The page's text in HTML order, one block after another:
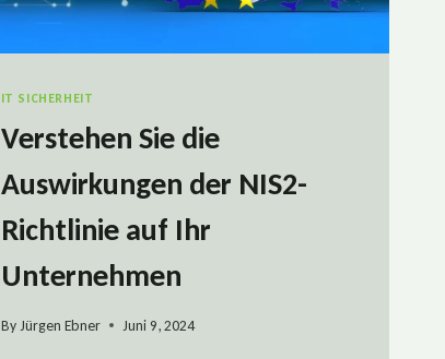
IT SICHERHEIT
Verstehen Sie die
Auswirkungen der NIS2-
Richtlinie auf Ihr
Unternehmen
ByJürgen Ebner Juni 9, 2024